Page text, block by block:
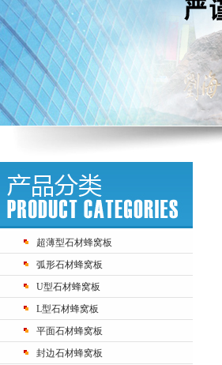
超薄型石材蜂窝板
弧形石材蜂窝板
U型石材蜂窝板
L型石材蜂窝板
平面石材蜂窝板
封边石材蜂窝板